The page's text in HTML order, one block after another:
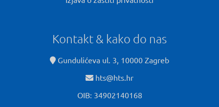
Kontakt & kako do nas
Gundulićeva ul. 3, 10000 Zagreb
hts@hts.hr
OIB: 34902140168